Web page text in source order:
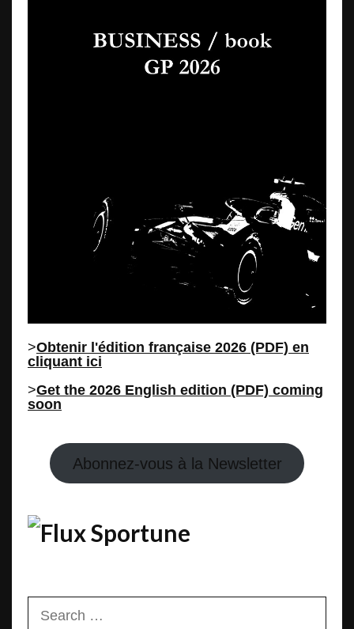
>Obtenir l'édition française 2026 (PDF) en
cliquant ici
>Get the 2026 English edition (PDF) coming
soon
Abonnez-vous à la Newsletter
Sportune
for: